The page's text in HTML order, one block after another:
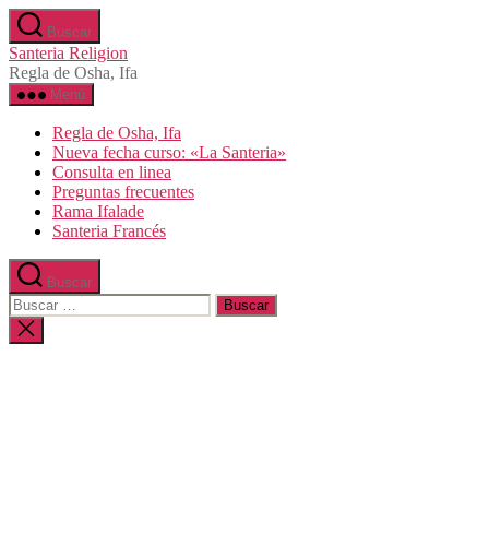
Saltar
al
contenido
Buscar
Santeria Religion
Regla de Osha, Ifa
Menú
Regla de Osha, Ifa
Nueva fecha curso: «La Santeria»
Consulta en linea
Preguntas frecuentes
Rama Ifalade
Santeria Francés
Buscar
Buscar:
Cerrar
la